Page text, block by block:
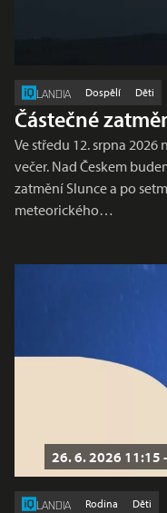
LANDIA Dospělí Děti
Částečné
Ve středu 12. srpna
večer. Nad Českem
zatmění Slunce a po
meteorického…
26. 6. 2026 11:15
LANDIA Rodina Děti